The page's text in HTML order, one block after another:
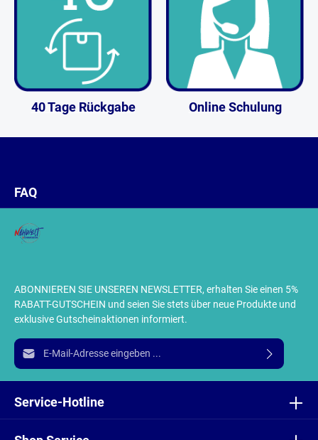
40 Tage Rückgabe Online Schulung
ABONNIEREN SIE UNSEREN NEWSLETTER, erhalten Sie einen 5%
RABATT-GUTSCHEIN und seien Sie stets über neue Produkte und
exklusive Gutscheinaktionen informiert.
E-Mail-Adresse*
Ich habe dieDatenschutzbestimmungenzur Kenntnis
einverstanden.
Service-Hotline
FAQ